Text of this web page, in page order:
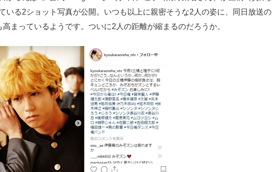
いる2ショット写真が公開。いつも以上に親密そうな2人の姿に、同日放送
まっているようです。ついに2人の距離が縮まるのだろうか。